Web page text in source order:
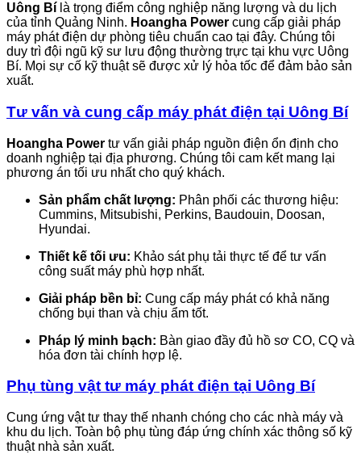
Uông Bí là trọng điểm công nghiệp năng lượng và du lịch
của tỉnh Quảng Ninh. Hoangha Power cung cấp giải pháp
máy phát điện dự phòng tiêu chuẩn cao tại đây. Chúng tôi
duy trì đội ngũ kỹ sư lưu động thường trực tại khu vực Uông
Bí. Mọi sự cố kỹ thuật sẽ được xử lý hỏa tốc để đảm bảo sản
xuất.
Tư vấn và cung cấp máy phát điện tại Uông Bí
Hoangha Power tư vấn giải pháp nguồn điện ổn định cho
doanh nghiệp tại địa phương. Chúng tôi cam kết mang lại
phương án tối ưu nhất cho quý khách.
Sản phẩm chất lượng: Phân phối các thương hiệu:
Cummins, Mitsubishi, Perkins, Baudouin, Doosan,
Hyundai.
Thiết kế tối ưu: Khảo sát phụ tải thực tế để tư vấn
công suất máy phù hợp nhất.
Giải pháp bền bỉ: Cung cấp máy phát có khả năng
chống bụi than và chịu ẩm tốt.
Pháp lý minh bạch: Bàn giao đầy đủ hồ sơ CO, CQ và
hóa đơn tài chính hợp lệ.
Phụ tùng vật tư máy phát điện tại Uông Bí
Cung ứng vật tư thay thế nhanh chóng cho các nhà máy và
khu du lịch. Toàn bộ phụ tùng đáp ứng chính xác thông số kỹ
thuật nhà sản xuất.